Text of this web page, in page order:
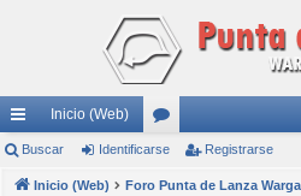
nl
ac
Inicio (Web)
or
os
Buscar Identificarse Registrarse
Inicio (Web) Foro Punta de Lanza